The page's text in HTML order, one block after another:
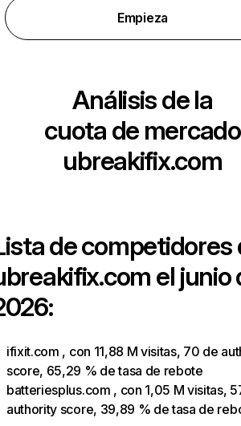
Empieza
Análisis de la
cuota de mercado
ubreakifix.com
de competidores
el junio
ifixit.com , con 11,88 M visitas, 70 de
score, 65,29 % de tasa de rebote
batteriesplus.com , con 1,05 M visitas,
authority score, 39,89 % de tasa de